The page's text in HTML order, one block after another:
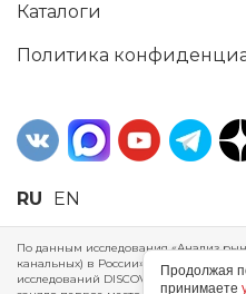
Каталоги
Политика
RU EN
По данным исследования «Анализ
канальных) в России», проведенного
исследований DISCOVERY RESEARCH
Продолжая
принимаете